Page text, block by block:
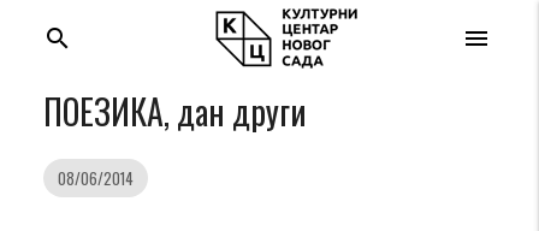
menu
search
ПОЕЗИКА, дан други
08/06/2014